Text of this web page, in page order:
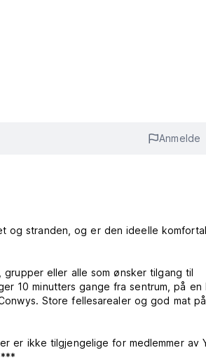
Anmelde
og stranden, og er den ideelle
eller alle som ønsker tilgang til
10 minutters gange fra sentrum, på en
Store fellesarealer og god mat på
er ikke tilgjengelige for medlemmer av
***